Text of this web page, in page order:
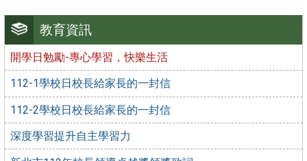
教育資訊
開學日勉勵-專心學習，快樂生活
112-1學校日校長給家長的一封信
112-2學校日校長給家長的一封信
深度學習提升自主學習力